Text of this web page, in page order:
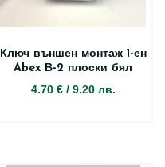
Ключ външен монтаж 1-ен
Abex В-2 плоски бял
4.70 €/ 9.20 лв.